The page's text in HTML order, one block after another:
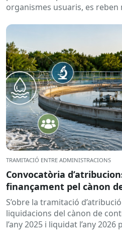
organismes usuaris, es
TRAMITACIÓ ENTRE ADMINISTRACIONS
Convocatòria
finançament pel cànon
d’abocaments meritat
2026
S’obre la tramitació
liquidacions del cànon de
l’any 2025 i liquidat l’any